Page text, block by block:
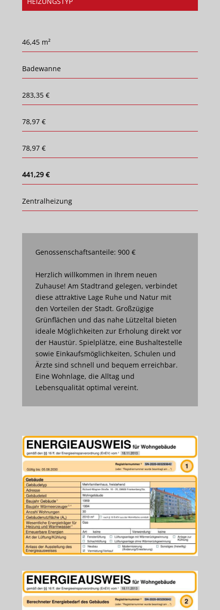
46,45 m²
Badewanne
283,35 €
78,97 €
78,97 €
441,29 €
Zentralheizung
Genossenschaftsanteile: 900 €
Herzlich willkommen in Ihrem neuen
Zuhause! Am Stadtrand gelegen, verbindet
diese attraktive Lage Ruhe und Natur mit
den Vorteilen der Stadt. Großzügige
Grünflächen und das nahe Lützeltal bieten
ideale Möglichkeiten zur Erholung direkt vor
der Haustür. Spielplätze, eine Bushaltestelle
sowie Einkaufsmöglichkeiten, Schulen und
Ärzte sind schnell und bequem erreichbar.
Eine Wohnlage, die Alltag und
Lebensqualität optimal vereint.